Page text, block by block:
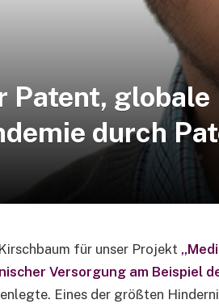
Patent,
durch
für unser Projekt
Versorgung am Beispiel
Eines der größten